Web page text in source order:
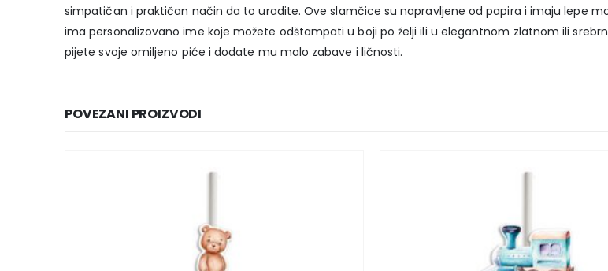
simpatičan i praktičan način da to uradite. Ove slamčice su napravljene od papira i imaju lepe
ima personalizovano ime koje možete odštampati u boji po želji ili u elegantnom zlatnom ili
pijete svoje omiljeno piće i dodate mu malo zabave i ličnosti.
POVEZANI PROIZVODI